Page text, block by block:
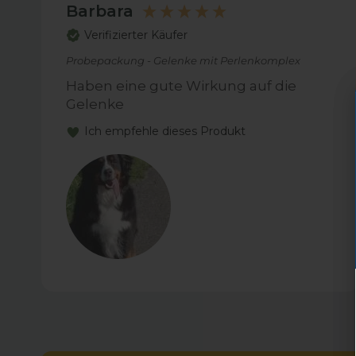
Barbara
Verifizierter Käufer
Probepackung - Gelenke mit Perlenkomplex
Haben eine gute Wirkung auf die
Gelenke
Ich empfehle dieses Produkt